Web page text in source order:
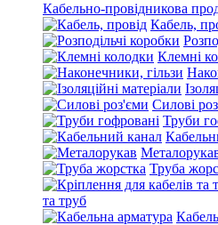
Кабельно-провідникова
Кабель,
Клемні
Силові
Труби
Труба
та труб